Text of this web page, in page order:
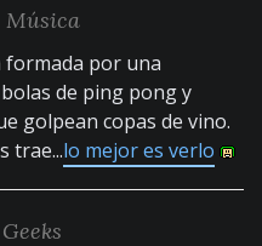
Música
por una
de ping pong y
golpean copas de vino.
trae...lo mejor es verlo
Geeks